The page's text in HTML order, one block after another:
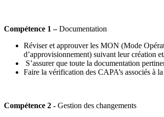
Compétence 1 –Documentation
Réviser et approuver les MON (Mode
d’approvisionnement) suivant leur création
S’assurer que toute la documentation
Faire la vérification des CAPA’s associés à
Compétence 2 - Gestion des changements